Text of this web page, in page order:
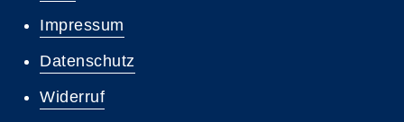
Impressum
Datenschutz
Widerruf